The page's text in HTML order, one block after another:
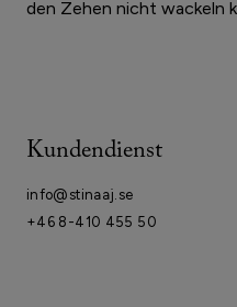
den Zehen nicht wackeln
Kundendienst
info@stinaaj.se
+46 8-410 455 50